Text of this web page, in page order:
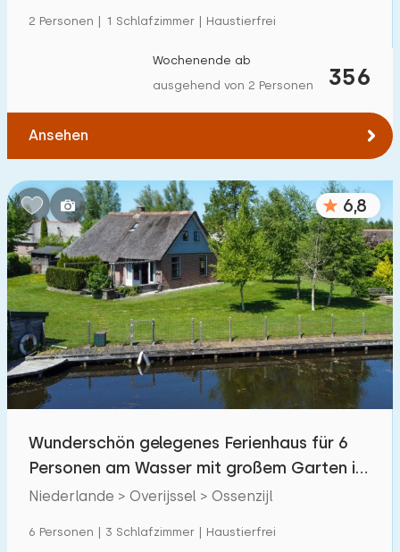
2 Personen | 1 Schlafzimmer | Haustierfrei
356
Wochenende ab
ausgehend von 2 Personen
Ansehen
6,8
Wunderschön gelegenes Ferienhaus für 6
Personen am Wasser mit großem Garten in
Ossenzijl
Niederlande > Overijssel > Ossenzijl
6 Personen | 3 Schlafzimmer | Haustierfrei